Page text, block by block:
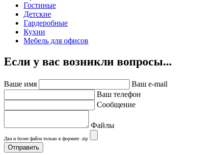
Гостиные
Детские
Гардеробные
Кухни
Мебель для офисов
Если у вас возникли вопросы...
Ваше имя
Ваш e-mail
Ваш телефон
Сообщение
Файлы
Два и более файла только в формате .zip